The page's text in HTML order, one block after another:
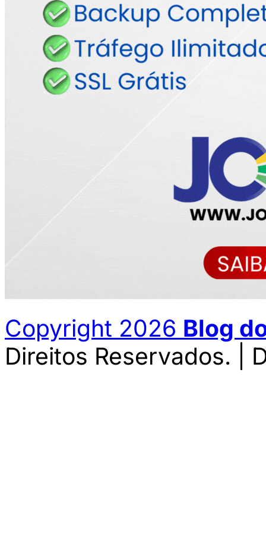
Copyright 2026 Blog
Direitos Reservados. |